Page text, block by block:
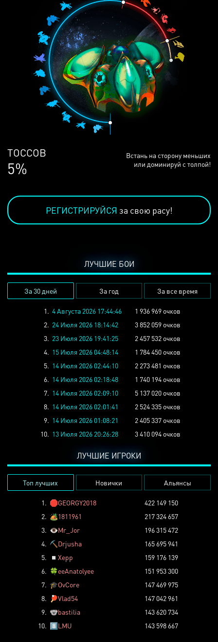
ЛЮДЕЙ
68%
Встань на сторону меньших
или доминируй с толпой!
РЕГИСТРИРУЙСЯ за свою расу!
ЛУЧШИЕ БОИ
За 30 дней За год За все время
1. 4 Августа 2026 17:44:46
1 936 969 очков
2. 24 Июля 2026 18:14:42
3 852 059 очков
3. 23 Июля 2026 19:41:25
2 457 532 очков
4. 15 Июля 2026 04:48:14
1 784 450 очков
5. 14 Июля 2026 02:44:10
2 273 481 очков
6. 14 Июля 2026 02:18:48
1 740 194 очков
7. 14 Июля 2026 02:09:10
5 137 020 очков
8. 14 Июля 2026 02:01:41
2 524 335 очков
9. 14 Июля 2026 01:08:21
2 405 337 очков
10. 13 Июля 2026 20:26:28 3 410 094 очков
ЛУЧШИЕ ИГРОКИ
Топ лучших Новички Альянсы
1. 🛑GEORGY2018
422 149 150
2. 🏕️1811961
217 324 657
3. 👁️Mr_Jor
196 315 472
4. ⛏️ Drjusha
165 695 941
5.
◽ Xepp
159 176 139
6. 🍀eeAnatolyee
151 953 300
7. 🎓OvCore
147 469 975
8.
🏓Vlad54
147 042 961
9. 🐨bastilia
143 620 734
10. 8️⃣LMU 143 598 667